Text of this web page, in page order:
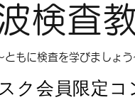
検査
ともに検査を学びましょう
ク会員限定コ